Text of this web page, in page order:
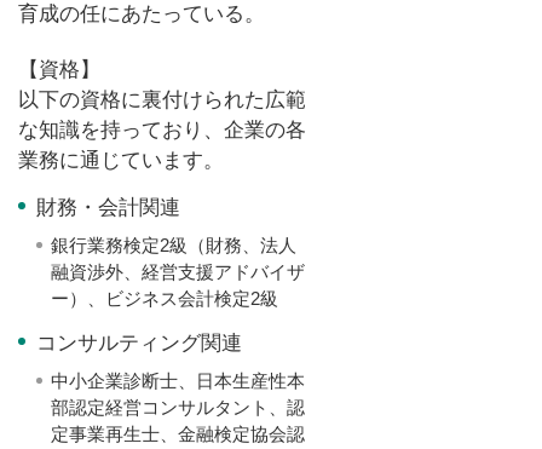
育成の任にあたっている。
【資格】
以下の資格に裏付けられた広範
な知識を持っており、企業の各
業務に通じています。
財務・会計関連
銀行業務検定2級（財務、法人
融資渉外、経営支援アドバイザ
ー）、ビジネス会計検定2級
コンサルティング関連
中小企業診断士、日本生産性本
部認定経営コンサルタント、認
定事業再生士、金融検定協会認